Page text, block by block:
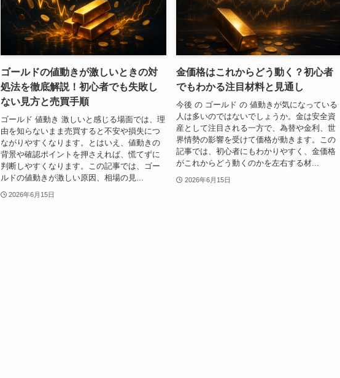
ゴールドの値動きが激しいときの対
処法を徹底解説！初心者でも失敗し
ない見方と売買手順
ゴールド 値動き 激しいと感じる場面では、理
由を知らないまま売買すると不安や損失につ
ながりやすくなります。とはいえ、値動きの
背景や確認ポイントを押さえれば、慌てずに
判断しやすくなります。この記事では、ゴー
ルドの値動きが激しい原因、相場の見...
2026年6月15日
金価格はこれからどう動く？初心者
でもわかる注目材料と見通し
今後 の ゴールド の 値動きが気になっている
人は多いのではないでしょうか。金は安全資
産として注目される一方で、為替や金利、世
界情勢の影響を受けて価格が動きます。この
記事では、初心者にもわかりやすく、金価格
がこれからどう動くのかを左右する材...
2026年6月15日